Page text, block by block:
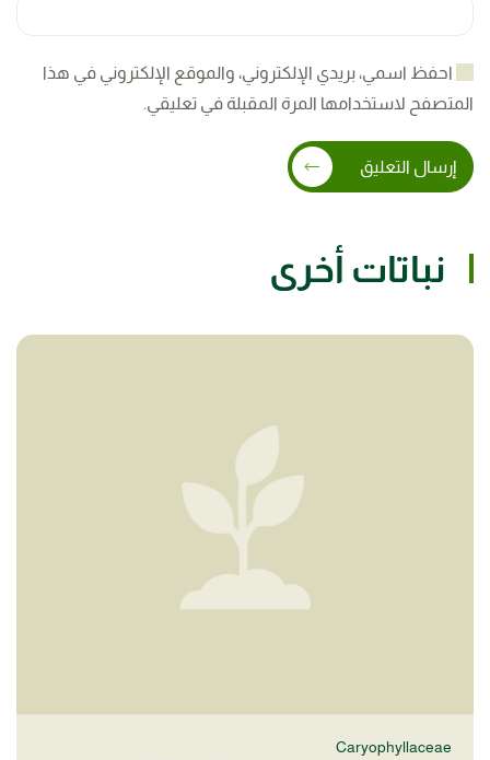
احفظ اسمي، بريدي الإلكتروني، والموقع الإلكتروني في هذا
المتصفح لاستخدامها المرة المقبلة في تعليقي.
إرسال التعليق
نباتات أخرى
Caryophyllaceae